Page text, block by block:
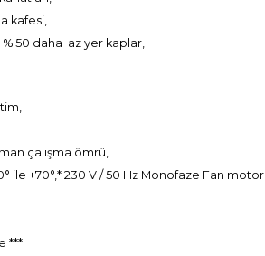
kafesi,
50 daha az yer kaplar,
çalışma ömrü,
ile +70°,* 230 V / 50 Hz Monofaze Fan
***